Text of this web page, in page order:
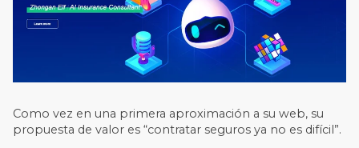
Como vez en una primera aproximación a su web, su
propuesta de valor es “contratar seguros ya no es difícil”.